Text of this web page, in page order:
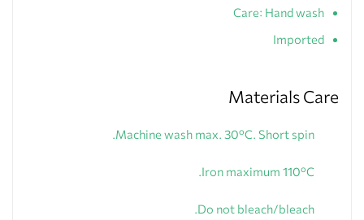
Care: Hand wash
Imported
Materials Care
Machine wash max. 30ºC. Short spin.
Iron maximum 110ºC.
Do not bleach/bleach.